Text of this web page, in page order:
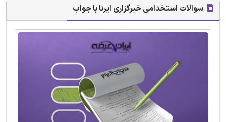
سوالات استخدامی خبرگزاری ایرنا با جواب